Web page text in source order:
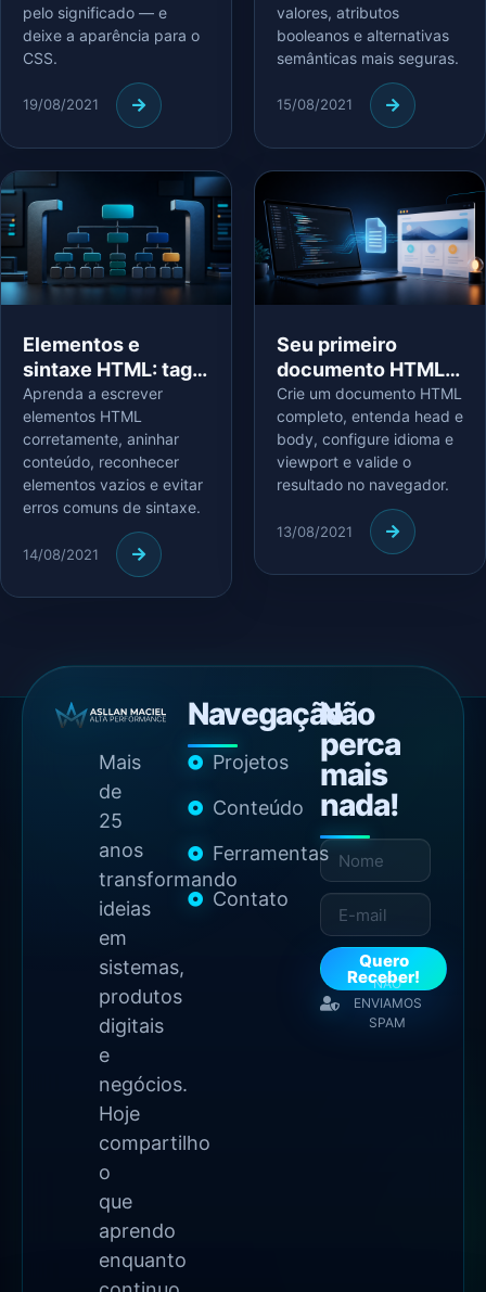
pelo significado — e
deixe a aparência para o
CSS.
19/08/2021
valores, atributos
booleanos e alternativas
semânticas mais seguras.
15/08/2021
Elementos e
sintaxe HTML: tags,
conteúdo e
aninhamento
Aprenda a escrever
elementos HTML
corretamente, aninhar
conteúdo, reconhecer
elementos vazios e evitar
erros comuns de sintaxe.
14/08/2021
Seu primeiro
documento HTML:
do arquivo ao
navegador
Crie um documento HTML
completo, entenda head e
body, configure idioma e
viewport e valide o
resultado no navegador.
13/08/2021
Mais
de
25
anos
transformando
ideias
em
sistemas,
produtos
digitais
e
negócios.
Hoje
compartilho
o
que
aprendo
enquanto
Navegação
Projetos
Conteúdo
Ferramentas
Contato
Não
perca
mais
nada!
Quero
Receber!
NÃO
ENVIAMOS
SPAM